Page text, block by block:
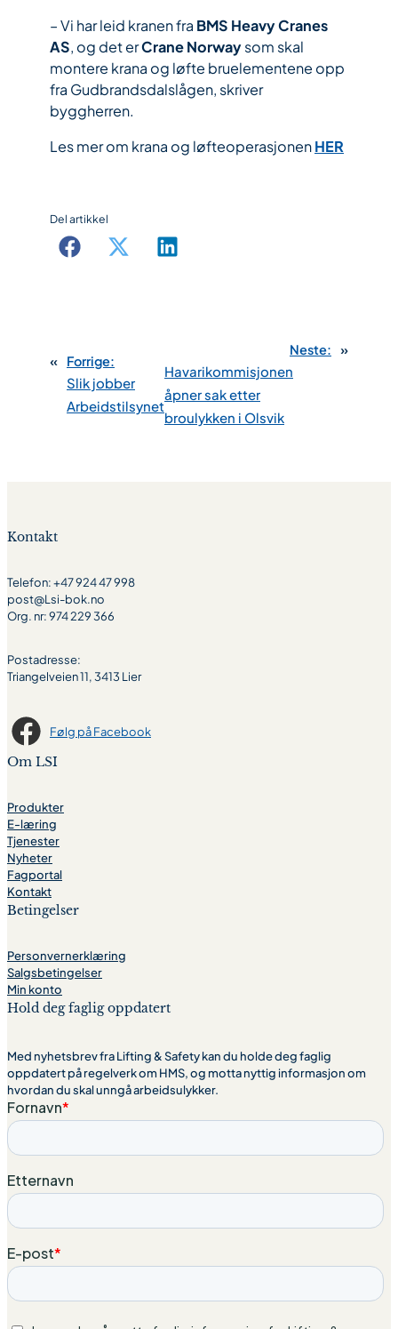
– Vi har leid kranen fra BMS Heavy Cranes
AS, og det erCrane Norwaysom skal
montere krana og løfte bruelementene opp
fra Gudbrandsdalslågen, skriver
byggherren.
Les mer om krana og løfteoperasjonenHER
Del artikkel
« Forrige:
Slik jobber
Arbeidstilsynet
Neste:
Havarikommisjonen
åpner sak etter
broulykken i Olsvik
»
Kontakt
Telefon: +47 924 47 998
post@Lsi-bok.no
Org. nr: 974 229 366
Postadresse:
Triangelveien 11, 3413 Lier
Følg på Facebook
Om LSI
Produkter
E-læring
Tjenester
Nyheter
Fagportal
Kontakt
Betingelser
Personvernerklæring
Salgsbetingelser
Min konto
Hold deg faglig oppdatert
Med nyhetsbrev fra Lifting & Safety kan du holde deg faglig
oppdatert på regelverk om HMS, og motta nyttig informasjon om
hvordan du skal unngå arbeidsulykker.